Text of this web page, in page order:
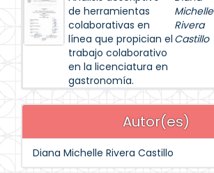
de herramientas
colaborativas en
línea que propician el
trabajo colaborativo
en la licenciatura en
gastronomía.
Michelle
Rivera
Castillo
Autor(es)
Diana Michelle Rivera Castillo